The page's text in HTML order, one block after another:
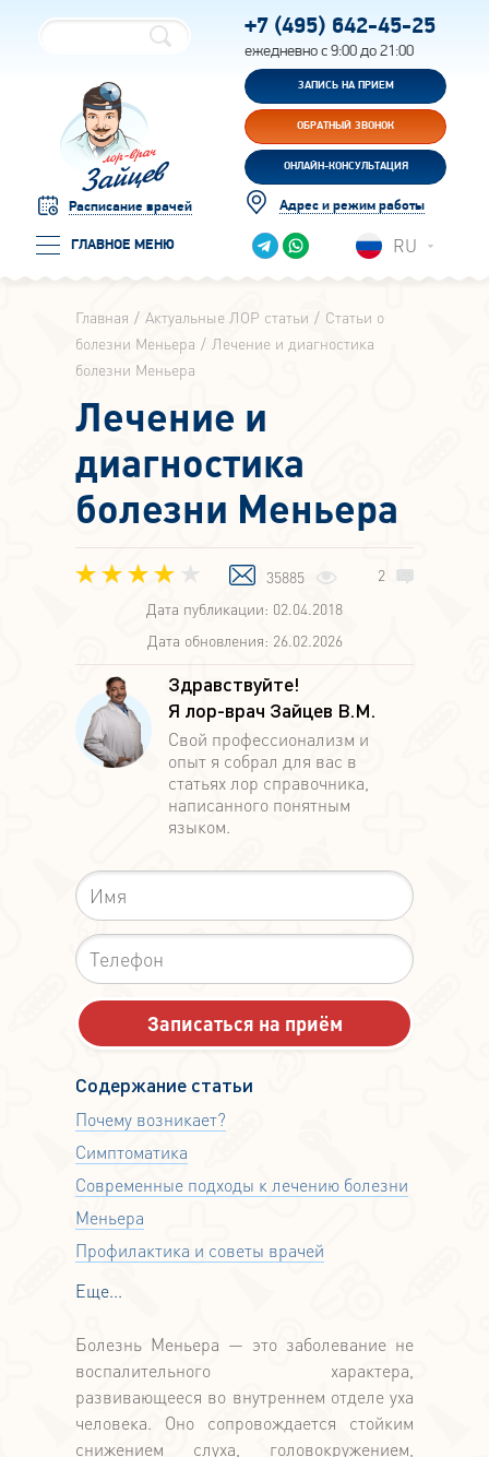
Расписание врачей
ГЛАВНОЕ МЕНЮ
+7 (495) 642-45-25
ежедневно с 9:00 до 21:00
ЗАПИСЬ НА ПРИЕМ
ОБРАТНЫЙ ЗВОНОК
ОНЛАЙН-КОНСУЛЬТАЦИЯ
Адрес и режим работы
RU
Главная Актуальные ЛОР статьи
Статьи о
болезни Меньера
Лечение и диагностика
болезни Меньера
Лечение и
диагностика
болезни Меньера
Дата публикации: 02.04.2018
Дата обновления: 26.02.2026
35885 2
Содержание статьи
Почему возникает?
Симптоматика
Современные подходы к лечению болезни
Меньера
Профилактика и советы врачей
Еще...
Здравствуйте!
Я лор-врач Зайцев В.М.
Свой профессионализм и
опыт я собрал для вас в
статьях лор справочника,
написанного понятным
языком.
Болезнь Меньера — это заболевание не
воспалительного характера,
развивающееся во внутреннем отделе уха
человека. Оно сопровождается стойким
снижением слуха, головокружением,